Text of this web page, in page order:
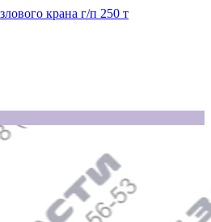
крана г/п 250 т